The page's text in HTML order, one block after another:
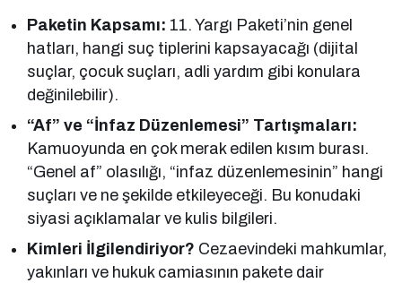
Paketin Kapsamı: 11. Yargı Paketi’nin genel
hatları, hangi suç tiplerini kapsayacağı (dijital
suçlar, çocuk suçları, adli yardım gibi konulara
değinilebilir).
“Af” ve “İnfaz Düzenlemesi” Tartışmaları:
Kamuoyunda en çok merak edilen kısım burası.
“Genel af” olasılığı, “infaz düzenlemesinin” hangi
suçları ve ne şekilde etkileyeceği. Bu konudaki
siyasi açıklamalar ve kulis bilgileri.
Kimleri İlgilendiriyor? Cezaevindeki mahkumlar,
yakınları ve hukuk camiasının pakete dair